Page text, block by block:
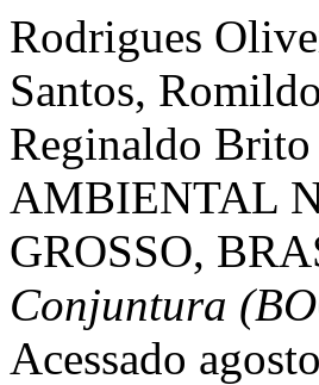
Rodrigues
Santos,
Reginaldo
AMBIENTAL
GROSSO,
Conjuntura
Acessado